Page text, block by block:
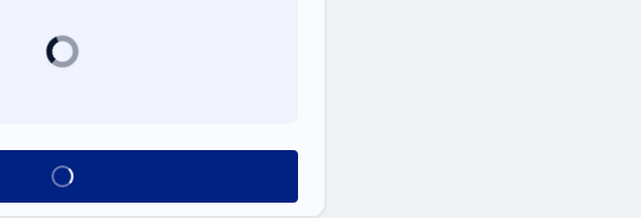
Ver más horarios